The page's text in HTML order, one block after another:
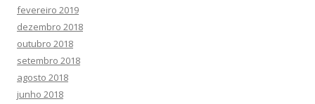
fevereiro 2019
dezembro 2018
outubro 2018
setembro 2018
agosto 2018
junho 2018